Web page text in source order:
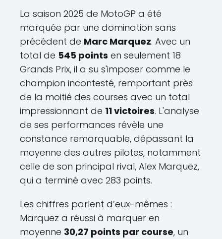
La saison 2025 de MotoGP a été
marquée par une domination sans
précédent de Marc Marquez. Avec un
total de 545 points en seulement 18
Grands Prix, il a su s'imposer comme le
champion incontesté, remportant près
de la moitié des courses avec un total
impressionnant de 11 victoires. L'analyse
de ses performances révèle une
constance remarquable, dépassant la
moyenne des autres pilotes, notamment
celle de son principal rival, Alex Marquez,
qui a terminé avec 283 points.
Les chiffres parlent d’eux-mêmes :
Marquez a réussi à marquer en
moyenne 30,27 points par course, un